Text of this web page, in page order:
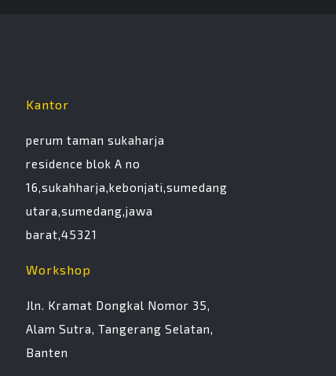
Kantor
perum taman sukaharja
residence blok A no
16,sukahharja,kebonjati,sumedang
utara,sumedang,jawa
barat,45321
Workshop
Jln. Kramat Dongkal Nomor 35,
Alam Sutra, Tangerang Selatan,
Banten